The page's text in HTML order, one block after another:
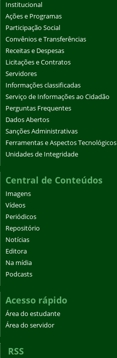
Institucional
Ações e Programas
Participação Social
Convênios e Transferências
Receitas e Despesas
Licitações e Contratos
Servidores
Informações classificadas
Serviço de Informações ao Cidadão
Perguntas Frequentes
Dados Abertos
Sanções Administrativas
Ferramentas e Aspectos Tecnológicos
Unidades de Integridade
Central de Conteúdos
Imagens
Vídeos
Periódicos
Repositório
Notícias
Editora
Na mídia
Podcasts
Acesso rápido
Área do estudante
Área do servidor
RSS